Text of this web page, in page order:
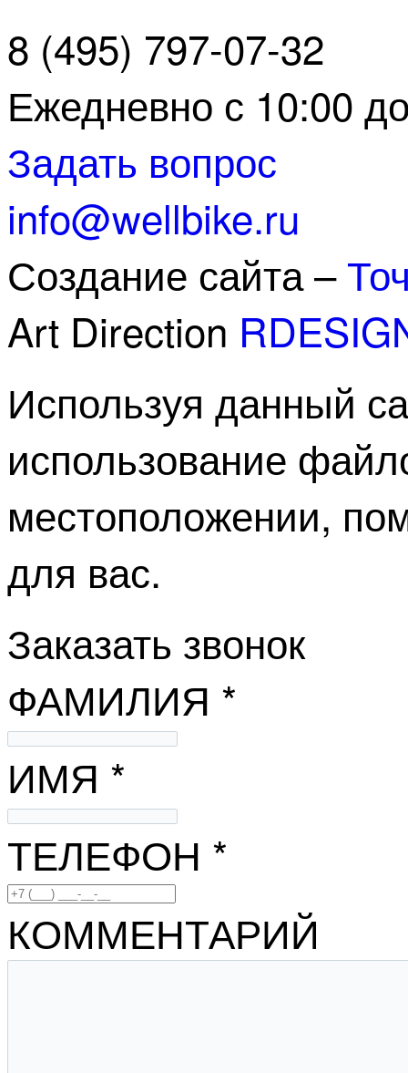
8 (495) 797-07-32
Ежедневно с 10:00
Задать вопрос
info@wellbike.ru
Создание сайта –
Art Direction
Используя данный
использование
местоположении,
для вас.
Заказать звонок
ФАМИЛИЯ *
ИМЯ *
ТЕЛЕФОН *
КОММЕНТАРИЙ